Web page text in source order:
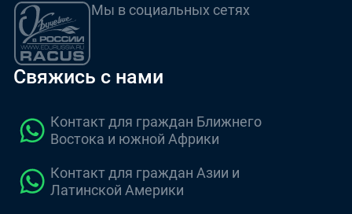
Мы в социальных сетях
Свяжись с нами
Контакт для граждан Ближнего
Востока и южной Африки
Контакт для граждан Азии и
Латинской Америки